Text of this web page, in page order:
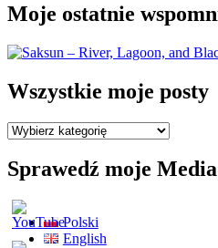
Moje ostatnie
Wszystkie moje posty
Wszystkie
posty
Sprawedź moje Media
Polski
English